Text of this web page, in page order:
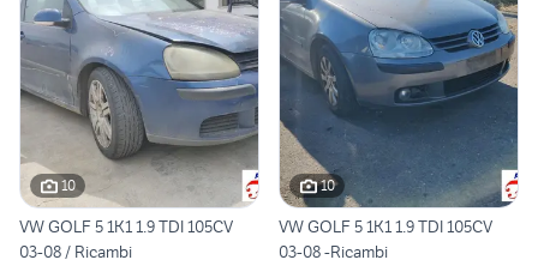
10
VW GOLF 5 1K1 1.9 TDI 105CV
03-08 / Ricambi
10
VW GOLF 5 1K1 1.9 TDI 105CV
03-08 -Ricambi